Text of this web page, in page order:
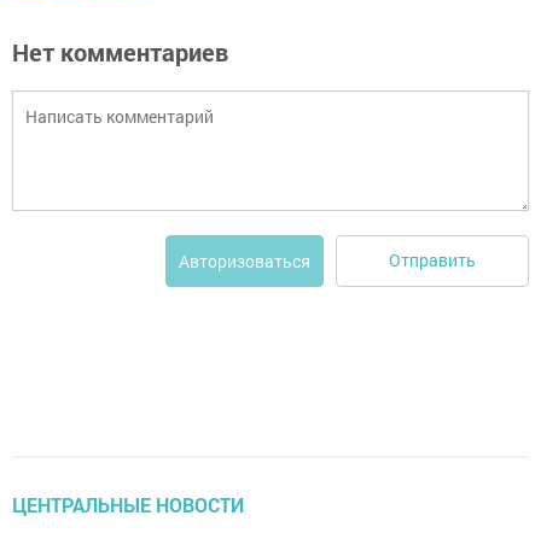
Нет комментариев
Авторизоваться Отправить
ЦЕНТРАЛЬНЫЕ НОВОСТИ